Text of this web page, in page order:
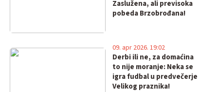
Zaslužena, ali previsoka
pobeda Brzobrođana!
Derbi ili ne, za domaćina
to nije moranje: Neka se
igra fudbal u predvečerje
Velikog praznika!
09. apr 2026. 19:02